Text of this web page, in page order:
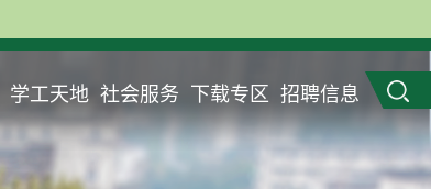
学工天地 社会服务 下载专区 招聘信息